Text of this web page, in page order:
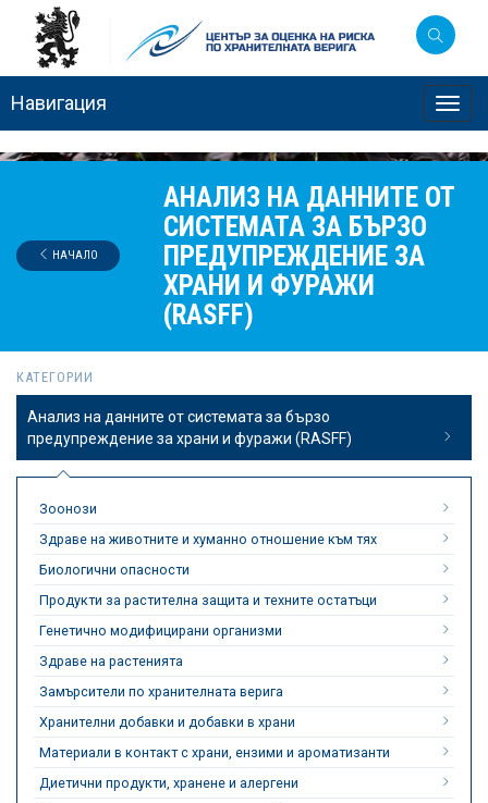
Навигация
АНАЛИЗ НА ДАННИТЕ ОТ
СИСТЕМАТА ЗА БЪРЗО
ПРЕДУПРЕЖДЕНИЕ ЗА
ХРАНИ И ФУРАЖИ
(RASFF)
НАЧАЛО
КАТЕГОРИИ
Анализ на данните от системата за бързо
предупреждение за храни и фуражи (RASFF)
Зоонози
Здраве на животните и хуманно отношение към тях
Биологични опасности
Продукти за растителна защита и техните остатъци
Генетично модифицирани организми
Здраве на растенията
Замърсители по хранителната верига
Хранителни добавки и добавки в храни
Материали в контакт с храни, ензими и ароматизанти
Диетични продукти, хранене и алергени